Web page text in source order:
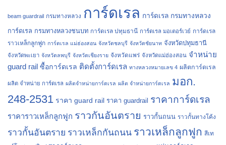
beam guardrail กรมทางหลวง การ์ดเรล การ์ดเรล กรมทางหลวง
การ์ดเรล กรมทางหลวงชนบท การ์ดเรล ปทุมธานี การ์ดเรล มอเตอร์เวย์ การ์ดเรล
ราวเหล็กลูกฟูก การ์ดเรล แม่ฮ่องสอน จังหวัดชลบุรี จังหวัดชัยนาท จังหวัดปทุมธานี
จังหวัดพะเยา จังหวัดลพบุรี จังหวัดเชียงราย จังหวัดแพร่ จังหวัดแม่ฮ่องสอน จำหน่าย
guard rail ซื้อการ์ดเรล ติดตั้งการ์ดเรล ทางหลวงหมายเลข 4 ผลิตการ์ดเรล
ผลิต จำหน่าย การ์ดเรล ผลิตจำหน่ายการ์ดเรล ผลิต จำหน่ายการ์ดเรล มอก.
248-2531 ราคา guard rail ราคา guardrail ราคาการ์ดเรล
ราคาราวเหล็กลูกฟูก ราวกันอันตราย ราวกั้นถนน ราวกั้นทางโค้ง
ราวกั้นอันตราย ราวเหล็กกันถนน ราวเหล็กลูกฟูก สีเท